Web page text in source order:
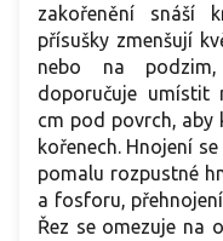
zakořenění snáší
přísušky zmenšují
nebo na
doporučuje umístit
cm pod povrch, aby
kořenech. Hnojení
pomalu rozpustné
a fosforu,
Řez se omezuje na